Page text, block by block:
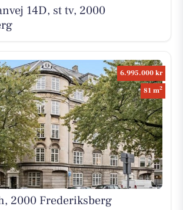
14D, st tv, 2000
6.995.000 kr
81 m2
2000 Frederiksberg